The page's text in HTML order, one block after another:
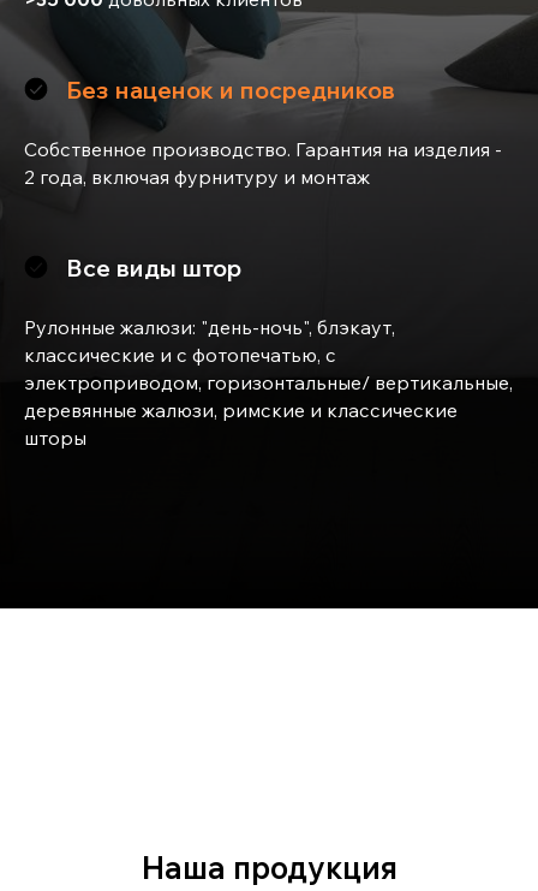
Без наценок и посредников
Собственное производство. Гарантия на изделия -
2 года, включая фурнитуру и монтаж
Все виды штор
Рулонные жалюзи: "день-ночь", блэкаут,
классические и с фотопечатью, с
электроприводом, горизонтальные/ вертикальные,
деревянные жалюзи, римские и классические
шторы
Наша продукция